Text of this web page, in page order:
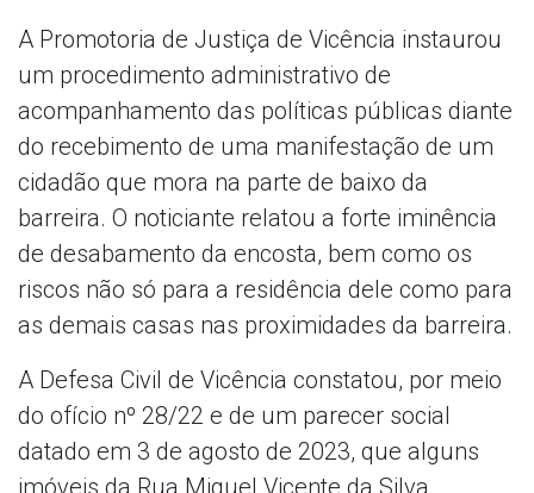
A Promotoria de Justiça de Vicência instaurou
um procedimento administrativo de
acompanhamento das políticas públicas diante
do recebimento de uma manifestação de um
cidadão que mora na parte de baixo da
barreira. O noticiante relatou a forte iminência
de desabamento da encosta, bem como os
riscos não só para a residência dele como para
as demais casas nas proximidades da barreira.
A Defesa Civil de Vicência constatou, por meio
do ofício nº 28/22 e de um parecer social
datado em 3 de agosto de 2023, que alguns
imóveis da Rua Miguel Vicente da Silva